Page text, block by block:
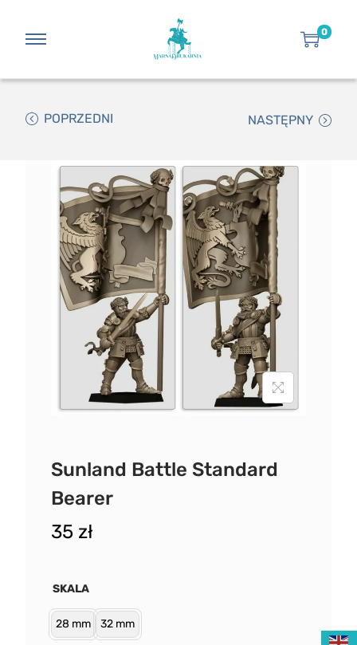
0
POPRZEDNI NASTĘPNY
Sunland Battle Standard
Bearer
35 zł
SKALA
28 mm 32 mm